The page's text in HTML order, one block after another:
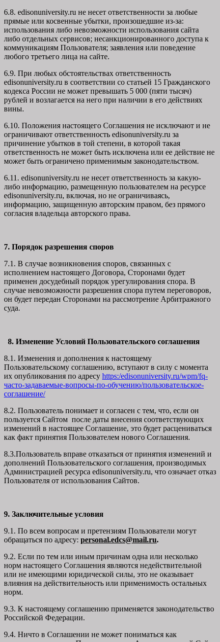
6.8. edisonuniversity.ru не несет ответственности за любые
прямые или косвенные убытки, произошедшие из-за:
использования либо невозможности использования сайта
либо отдельных сервисов; несанкционированного доступа к
коммуникациям Пользователя; заявления или поведение
любого третьего лица на сайте.
6.9. При любых обстоятельствах ответственность
edisonuniversity.ru в соответствии со статьей 15 Гражданского
кодекса России не может превышать 5 000 (пяти тысяч)
рублей и возлагается на него при наличии в его действиях
вины.
6.10. Положения настоящего Соглашения не исключают и не
ограничивают ответственность edisonuniversity.ru за
причинение убытков в той степени, в которой такая
ответственность не может быть исключена или ее действие не
может быть ограничено применимым законодательством.
6.11. edisonuniversity.ru не несет ответственность за какую-
либо информацию, размещенную пользователем на ресурсе
edisonuniversity.ru, включая, но не ограничиваясь,
информацию, защищенную авторским правом, без прямого
согласия владельца авторского права.
7. Порядок разрешения споров
7.1. В случае возникновения споров, связанных с
исполнением настоящего Договора, Сторонами будет
применен досудебный порядок урегулирования спора. В
случае невозможности разрешения спора путем переговоров,
он будет передан Сторонами на рассмотрение Арбитражного
суда.
8. Изменение Условий Пользовательского соглашения
8.1. Изменения и дополнения к настоящему
Пользовательскому соглашению, вступают в силу с момента
их опубликования по адресу https:/edisonuniversity.ru/wpm/fq-
часто-задаваемые-вопросы-по-обучению/пользовательское-
соглашение/
8.2. Пользователь понимает и согласен с тем, что, если он
пользуется Сайтом после даты внесения соответствующих
изменений в настоящее Соглашение, это будет расцениваться
как факт принятия Пользователем нового Соглашения.
8.3.Пользователь вправе отказаться от принятия изменений и
дополнений Пользовательского соглашения, производимых
Администрацией ресурса edisonuniversity.ru, что означает отказ
Пользователя от использования Сайтов.
9. Заключительные условия
9.1. По всем вопросам и претензиям Пользователи могут
обращаться по адресу: personal.edcs@mail.ru.
9.2. Если по тем или иным причинам одна или несколько
норм настоящего Соглашения являются недействительной
или не имеющими юридической силы, это не оказывает
влияния на действительность или применимость остальных
норм.
9.3. К настоящему соглашению применяется законодательство
Российской Федерации.
9.4. Ничто в Соглашении не может пониматься как